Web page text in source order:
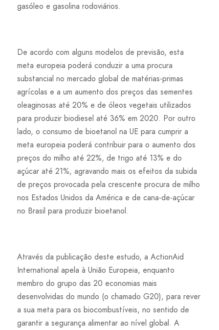
gasóleo e gasolina rodoviários.
De acordo com alguns modelos de previsão, esta
meta europeia poderá conduzir a uma procura
substancial no mercado global de matérias-primas
agrícolas e a um aumento dos preços das sementes
oleaginosas até 20% e de óleos vegetais utilizados
para produzir biodiesel até 36% em 2020. Por outro
lado, o consumo de bioetanol na UE para cumprir a
meta europeia poderá contribuir para o aumento dos
preços do milho até 22%, de trigo até 13% e do
açúcar até 21%, agravando mais os efeitos da subida
de preços provocada pela crescente procura de milho
nos Estados Unidos da América e de cana-de-açúcar
no Brasil para produzir bioetanol.
Através da publicação deste estudo, a ActionAid
International apela à União Europeia, enquanto
membro do grupo das 20 economias mais
desenvolvidas do mundo (o chamado G20), para rever
a sua meta para os biocombustíveis, no sentido de
garantir a segurança alimentar ao nível global. A